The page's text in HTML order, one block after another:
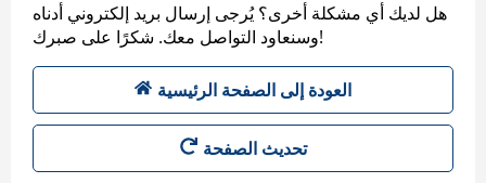
هل لديك أي مشكلة أخرى؟ يُرجى إرسال بريد إلكتروني أدناه
وسنعاود التواصل معك. شكرًا على صبرك!
العودة إلى الصفحة الرئيسية
تحديث الصفحة